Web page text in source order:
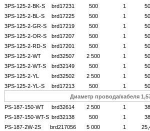
3PS-125-2-BK-S
brd17231 500 1
3PS-125-2-BL-S
brd17225 500 1
3PS-125-2-GR-S
brd17219 500 1
3PS-125-2-OR-S
brd17207 500 1
3PS-125-2-RD-S
brd17201 500 1
3PS-125-2-WT
brd32507 2 500 1
3PS-125-2-WT-S
brd32149 500 1
3PS-125-2-YL
brd32502 2 500 1
3PS-125-2-YL-S
brd17213 500 1
Диаметр провода/кабеля
PS-187-150-WT
brd32614 2 500 1
PS-187-150-WT-S brd32138 500 1
PS-187-2W-2S
brd217056 5 000 1